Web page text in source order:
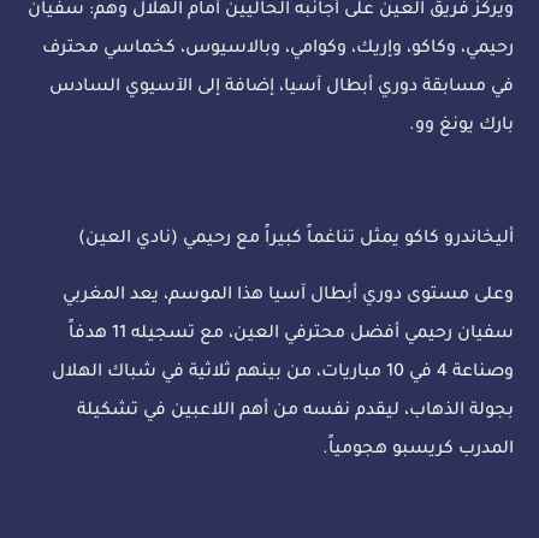
ويركز فريق العين على أجانبه الحاليين أمام الهلال وهم: سفيان
رحيمي، وكاكو، وإريك، وكوامي، وبالاسيوس، كخماسي محترف
في مسابقة دوري أبطال آسيا، إضافة إلى الآسيوي السادس
بارك يونغ وو.
أليخاندرو كاكو يمثل تناغماً كبيراً مع رحيمي (نادي العين)
وعلى مستوى دوري أبطال آسيا هذا الموسم، يعد المغربي
سفيان رحيمي أفضل محترفي العين، مع تسجيله 11 هدفاً
وصناعة 4 في 10 مباريات، من بينهم ثلاثية في شباك الهلال
بجولة الذهاب، ليقدم نفسه من أهم اللاعبين في تشكيلة
المدرب كريسبو هجومياً.